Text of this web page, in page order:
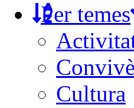
Per temes
Cultura